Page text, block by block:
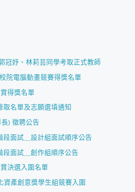
冠妤、林莉芸同學考取正式教師
院電腦動畫競賽得獎名單
得獎名單
取名單及志願選填通知
) 徵聘公告
段面試＿設計組面試順序公告
段面試＿創作組順序公告
決選入圍名單
資產創意獎學生組競賽入圍